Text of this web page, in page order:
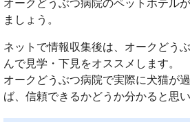
オークどうぶつ病院のペットホテル
ましょう。
ネットで情報収集後は、オークどう
んで見学・下見をオススメします。
オークどうぶつ病院で実際に犬猫が
ば、信頼できるかどうか分かると思い